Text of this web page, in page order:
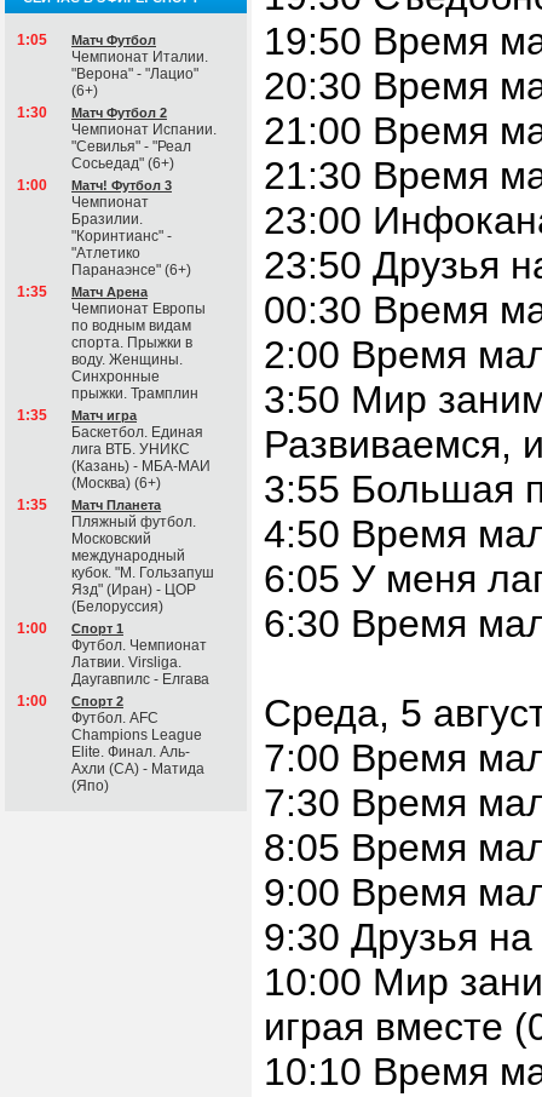
1:05 Матч Футбол
Чемпионат Италии.
"Верона" - "Лацио"
(6+)
1:30
Матч Футбол 2
Чемпионат Испании.
"Севилья" - "Реал
Сосьедад" (6+)
1:00
Матч! Футбол 3
Чемпионат
Бразилии.
"Коринтианс" -
"Атлетико
Паранаэнсе" (6+)
1:35
Матч Арена
Чемпионат Европы
по водным видам
спорта. Прыжки в
воду. Женщины.
Синхронные
прыжки. Трамплин
1:35
Матч игра
Баскетбол. Единая
лига ВТБ. УНИКС
(Казань) - МБА-МАИ
(Москва) (6+)
1:35
Матч Планета
Пляжный футбол.
Московский
международный
кубок. "М. Гользапуш
Язд" (Иран) - ЦОР
(Белоруссия)
1:00
Спорт 1
Футбол. Чемпионат
Латвии. Virsliga.
Даугавпилс - Елгава
1:00
Спорт 2
Футбол. AFC
Champions League
Elite. Финал. Аль-
Ахли (СА) - Матида
(Япо)
19:50 Время
20:30 Время
21:00 Время
21:30 Время
23:00
23:50 Друзья
00:30 Время
2:00 Время
3:50 Мир
Развиваемся,
3:55 Большая
4:50 Время
6:05 У меня
6:30 Время
Среда, 5
7:00 Время
7:30 Время
8:05 Время
9:00 Время
9:30 Друзья
10:00 Мир
играя вместе
10:10 Время